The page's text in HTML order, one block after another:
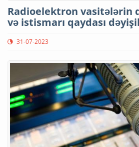
Radioelektron vasitələrin
və istismarı qaydası
31-07-2023